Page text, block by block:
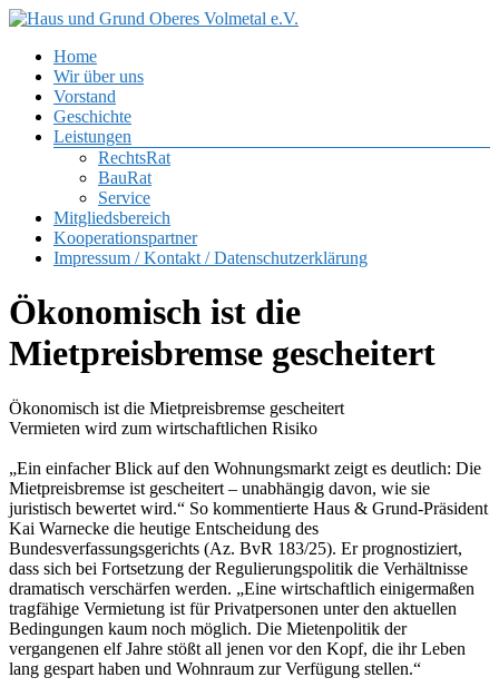
Zum
springen
Haus
und
Grund
Oberes
Volmetal
Menü
Home
Wir über uns
Vorstand
Geschichte
Leistungen
RechtsRat
BauRat
Service
Mitgliedsbereich
Kooperationspartner
Impressum / Kontakt / Datenschutzerklärung
Ökonomisch ist die
Mietpreisbremse gescheitert
Ökonomisch ist die Mietpreisbremse gescheitert
Vermieten wird zum wirtschaftlichen Risiko
„Ein einfacher Blick auf den Wohnungsmarkt zeigt es deutlich: Die
Mietpreisbremse ist gescheitert – unabhängig davon, wie sie
juristisch bewertet wird.“ So kommentierte Haus & Grund-Präsident
Kai Warnecke die heutige Entscheidung des
Bundesverfassungsgerichts (Az. BvR 183/25). Er prognostiziert,
dass sich bei Fortsetzung der Regulierungspolitik die Verhältnisse
dramatisch verschärfen werden. „Eine wirtschaftlich einigermaßen
tragfähige Vermietung ist für Privatpersonen unter den aktuellen
Bedingungen kaum noch möglich. Die Mietenpolitik der
vergangenen elf Jahre stößt all jenen vor den Kopf, die ihr Leben
lang gespart haben und Wohnraum zur Verfügung stellen.“